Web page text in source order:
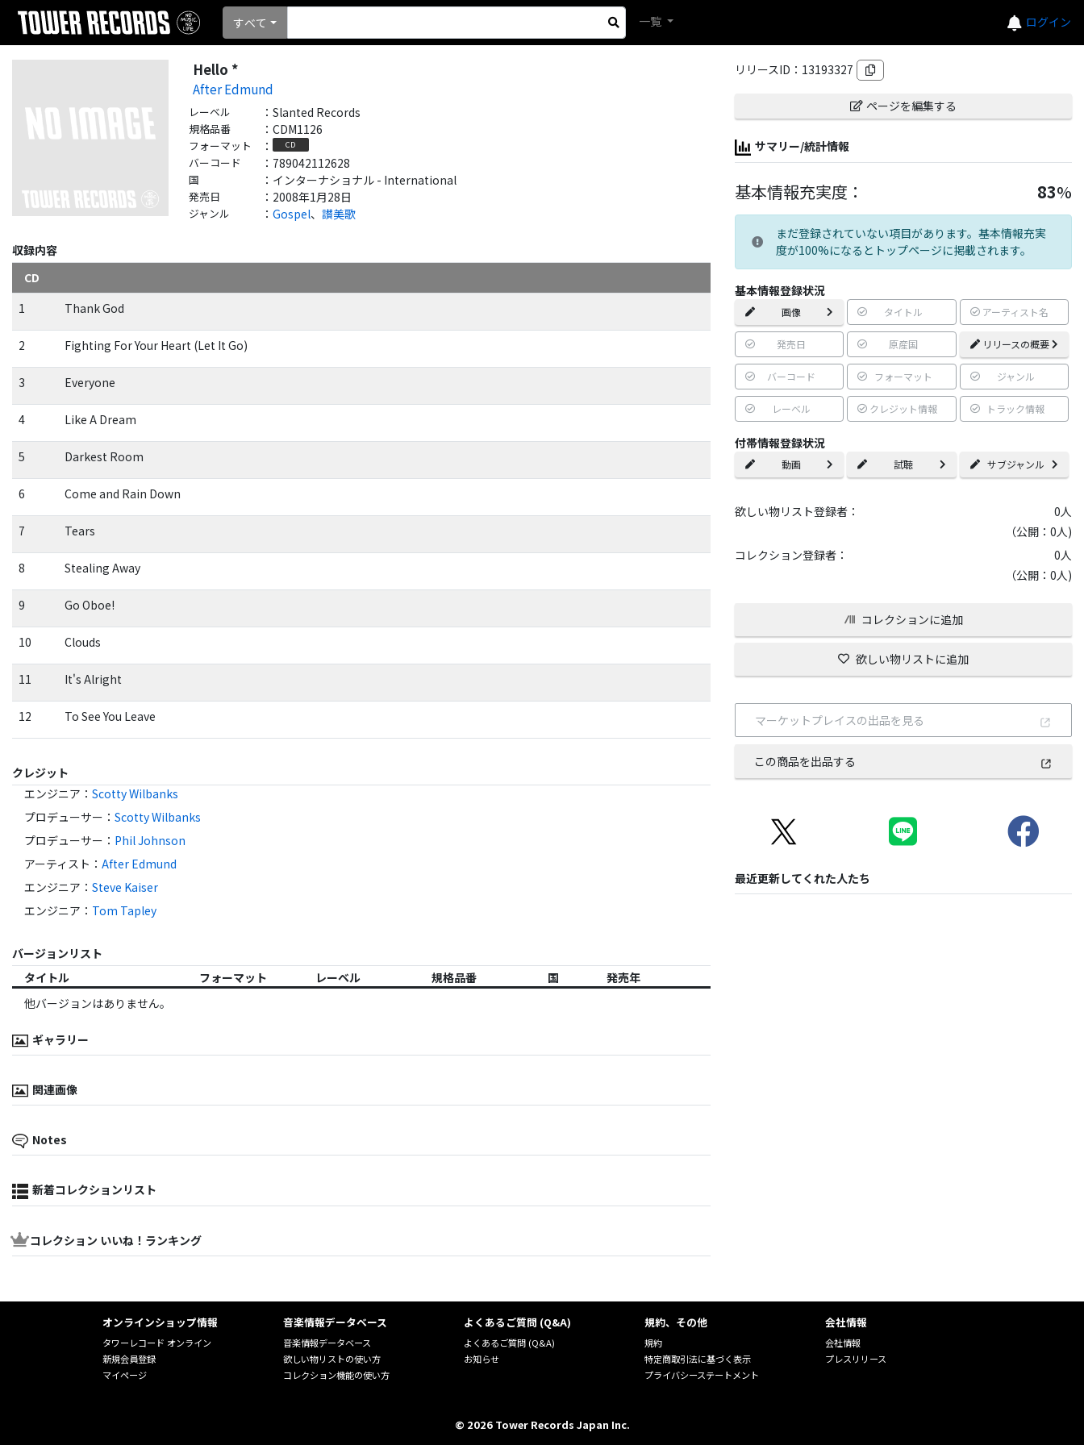
ログイン
すべて 一覧
Hello *
After Edmund
レーベル ： Slanted Records
規格品番 ： CDM1126
フォーマット ： CD
バーコード ： 789042112628
国 ： インターナショナル - International
発売日 ： 2008年1月28日
ジャンル ： Gospel、 讃美歌
収録内容
CD
1
Thank God
2 Fighting For Your Heart (Let It Go)
3 Everyone
4 Like A Dream
5 Darkest Room
6 Come and Rain Down
7 Tears
8 Stealing Away
9 Go Oboe!
10 Clouds
11 It's Alright
12 To See You Leave
クレジット
エンジニア ： Scotty Wilbanks
プロデューサー ： Scotty Wilbanks
プロデューサー ： Phil Johnson
アーティスト ： After Edmund
エンジニア ： Steve Kaiser
エンジニア ： Tom Tapley
バージョンリスト
タイトル
フォーマット レーベル 規格品番 国
発売年
他バージョンはありません。
ギャラリー
関連画像
Notes
新着コレクションリスト
コレクション いいね！ランキング
リリースID： 13193327
ページを編集する
サマリー/統計情報
基本情報充実度： 83%
まだ登録されていない項目があります。基本情報充実
度が100%になるとトップページに掲載されます。
基本情報登録状況
画像 タイトル アーティスト名
発売日 原産国 リリースの概要
バーコード フォーマット ジャンル
レーベル クレジット情報 トラック情報
付帯情報登録状況
動画 試聴 サブジャンル
欲しい物リスト登録者： 0人
（公開：0人)
コレクション登録者：
0人
（公開：0人)
コレクションに追加
欲しい物リストに追加
マーケットプレイスの出品を見る
この商品を出品する
最近更新してくれた人たち
オンラインショップ情報
タワーレコード オンライン
新規会員登録
マイページ
音楽情報データベース
音楽情報データベース
欲しい物リストの使い方
コレクション機能の使い方
よくあるご質問 (Q&A)
よくあるご質問 (Q&A)
お知らせ
規約、その他
規約
特定商取引法に基づく表示
プライバシーステートメント
会社情報
会社情報
プレスリリース
© 2026Tower Records Japan Inc.